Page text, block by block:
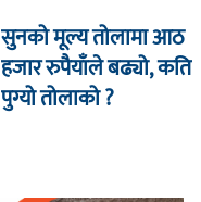
सुनको मूल्य तोलामा आठ
हजार रुपैयाँले बढ्यो, कति
पुग्यो तोलाको ?